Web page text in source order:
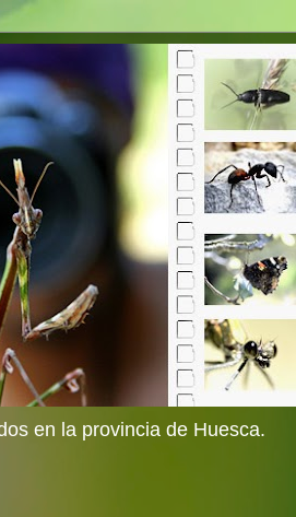
en la provincia de Huesca.